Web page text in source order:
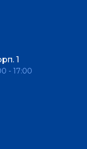
1
- 17:00